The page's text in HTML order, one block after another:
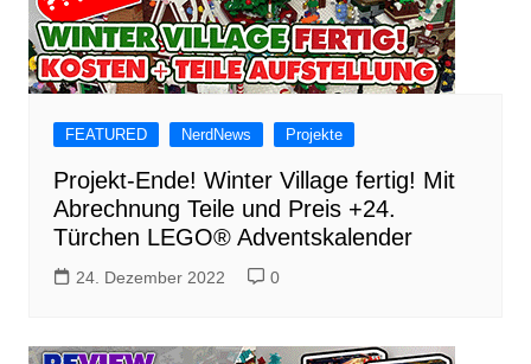
FEATURED NerdNews Projekte
Projekt-Ende! Winter Village fertig! Mit
Abrechnung Teile und Preis +24.
Türchen LEGO® Adventskalender
24. Dezember 2022 0